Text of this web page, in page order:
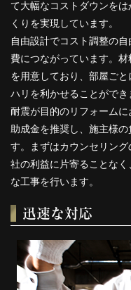
て大幅なコストダウンを
くりを実現しています。
自由設計でコスト調整の
費につながっています。
を用意しており、部屋ご
ハリを利かせることができ
耐震が目的のリフォーム
助成金を推奨し、施主様
す。まずはカウンセリン
社の利益に片寄ることな
な工事を行います。
迅速な対応